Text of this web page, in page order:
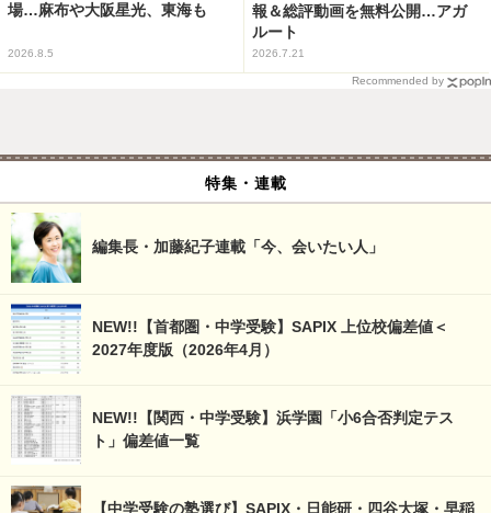
場…麻布や大阪星光、東海も
2026.8.5
報＆総評動画を無料公開…アガ
ルート
2026.7.21
Recommended by
特集・連載
編集長・加藤紀子連載「今、会いたい人」
NEW!!【首都圏・中学受験】SAPIX 上位校偏差値＜
2027年度版（2026年4月）
NEW!!【関西・中学受験】浜学園「小6合否判定テス
ト」偏差値一覧
【中学受験の塾選び】SAPIX・日能研・四谷大塚・早稲